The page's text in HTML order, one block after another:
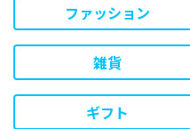
ファッション
雑貨
ギフト